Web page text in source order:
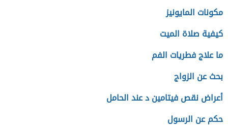
مكونات المايونيز
كيفية صلاة الميت
ما علاج فطريات الفم
بحث عن الزواج
أعراض نقص فيتامين د عند الحامل
حكم عن الرسول